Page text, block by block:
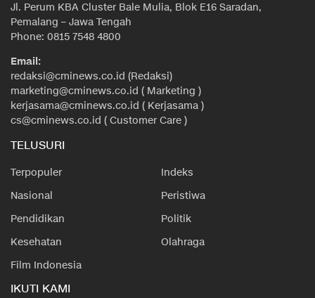
Jl. Perum KBA Cluster Bale Mulia, Blok E16 Saradan,
Pemalang – Jawa Tengah
Phone: 0815 7548 4800
Email:
redaksi@cminews.co.id (Redaksi)
marketing@cminews.co.id ( Marketing )
kerjasama@cminews.co.id ( Kerjasama )
cs@cminews.co.id ( Customer Care )
TELUSURI
Terpopuler
Indeks
Nasional
Peristiwa
Pendidikan
Politik
Kesehatan
Olahraga
Film Indonesia
IKUTI KAMI